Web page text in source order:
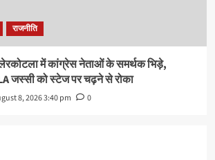
राजनीति
में कांग्रेस नेताओं के समर्थक भिड़े,
जस्सी को स्टेज पर चढ़ने से रोका
8, 2026 3:40 pm 0